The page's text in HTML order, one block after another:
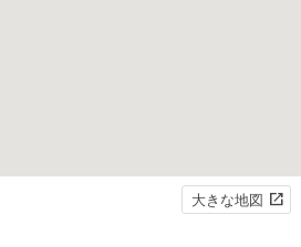
大きな地図